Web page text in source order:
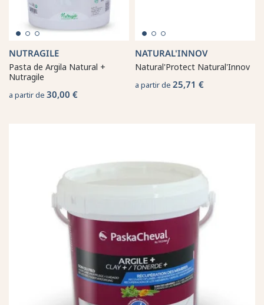
NUTRAGILE
Pasta de Argila Natural +
Nutragile
a partir de 30,00 €
NATURAL'INNOV
Natural'Protect Natural'Innov
a partir de 25,71 €